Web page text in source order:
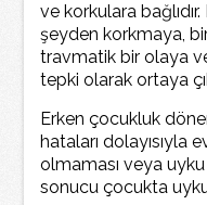
ve korkulara
şeyden korkmaya,
travmatik bir olaya
tepki olarak ortaya
Erken çocukluk
hataları dolayısıyla
olmaması veya
sonucu çocukta